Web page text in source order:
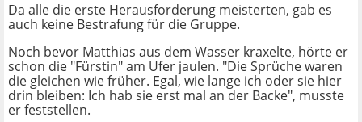
Da alle die erste Herausforderung meisterten, gab es
auch keine Bestrafung für die Gruppe.
Noch bevor Matthias aus dem Wasser kraxelte, hörte er
schon die "Fürstin" am Ufer jaulen. "Die Sprüche waren
die gleichen wie früher. Egal, wie lange ich oder sie hier
drin bleiben: Ich hab sie erst mal an der Backe", musste
er feststellen.